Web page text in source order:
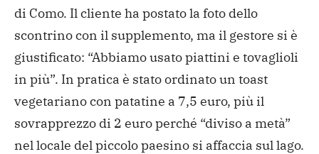
di Como. Il cliente ha postato la foto dello
scontrino con il supplemento, ma il gestore si è
giustificato: “Abbiamo usato piattini e tovaglioli
in più”. In pratica è stato ordinato un toast
vegetariano con patatine a 7,5 euro, più il
sovrapprezzo di 2 euro perché “diviso a metà”
nel locale del piccolo paesino si affaccia sul lago.